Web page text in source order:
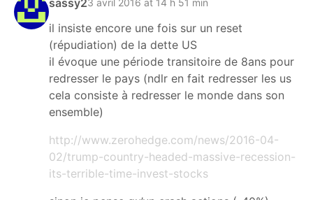
3 avril 2016 at 14 h 51 min
il insiste encore une fois sur un reset
(répudiation) de la dette US
il évoque une période transitoire de 8ans pour
redresser le pays (ndlr en fait redresser les us
cela consiste à redresser le monde dans son
ensemble)
http://www.zerohedge.com/news/2016-04-
02/trump-country-headed-massive-recession-
its-terrible-time-invest-stocks